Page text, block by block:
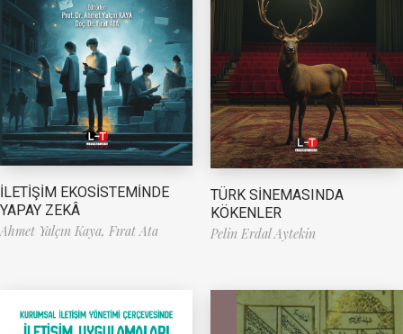
İLETİŞİM EKOSİSTEMİNDE
YAPAY ZEKÂ
Ahmet Yalçın Kaya, Fırat Ata
TÜRK SİNEMASINDA
KÖKENLER
Pelin Erdal Aytekin